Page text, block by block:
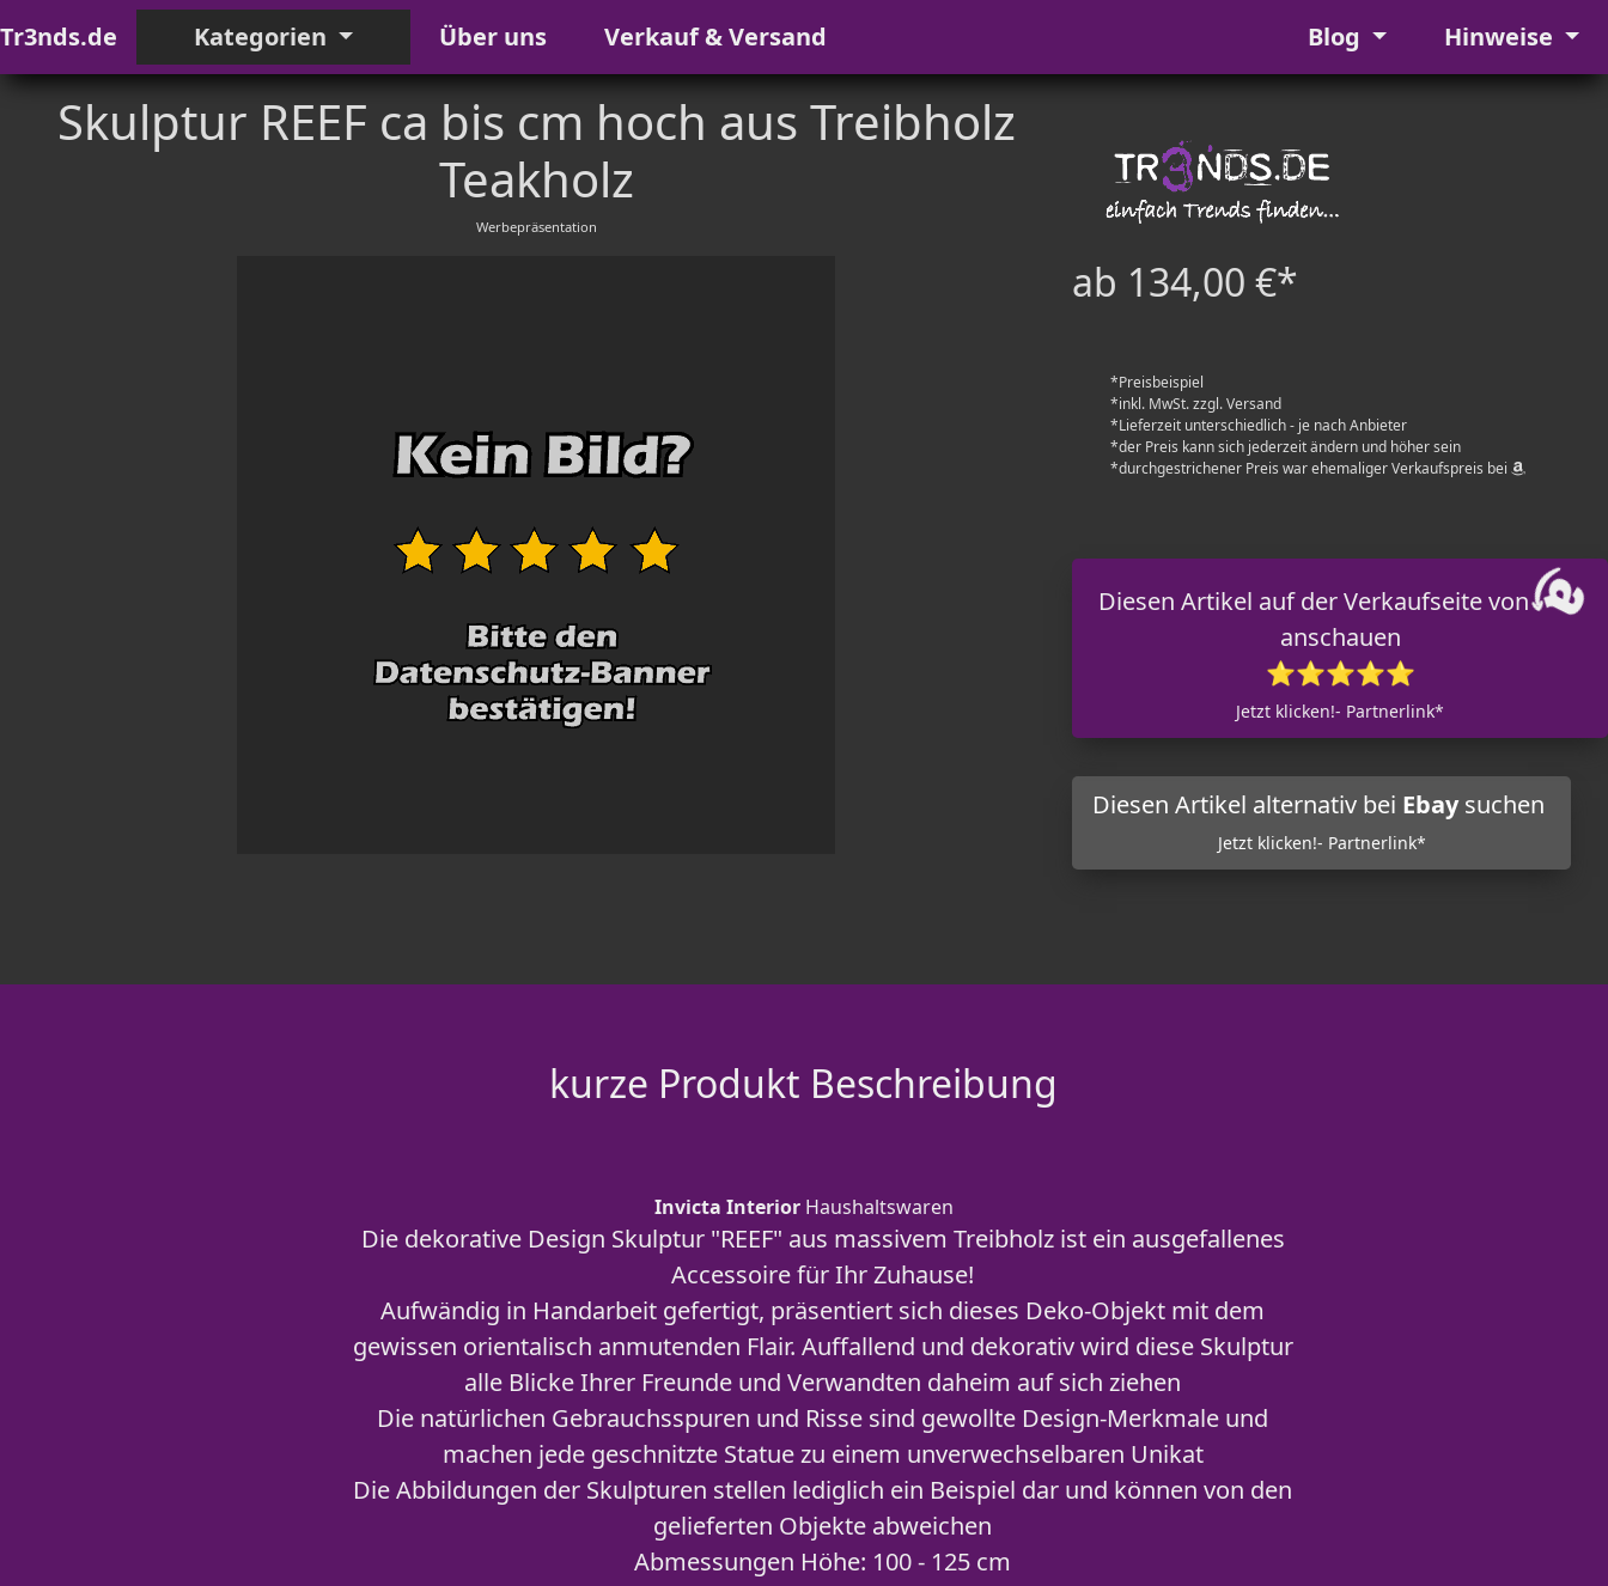
Tr3nds.de Kategorien Über uns Verkauf & Versand Blog Hinweise
Skulptur REEF ca bis cm hoch aus Treibholz
Teakholz
Werbepräsentation
ab 134,00 €*
*Preisbeispiel
*inkl. MwSt. zzgl. Versand
*Lieferzeit unterschiedlich - je nach Anbieter
*der Preis kann sich jederzeit ändern und höher sein
*durchgestrichener Preis war ehemaliger Verkaufspreis bei
Diesen Artikel auf der Verkaufseite von
anschauen
⭐⭐⭐⭐⭐
Jetzt klicken!- Partnerlink*
Diesen Artikel alternativ bei Ebaysuchen
Jetzt klicken!- Partnerlink*
kurze Produkt Beschreibung
Invicta InteriorHaushaltswaren
Die dekorative Design Skulptur "REEF" aus massivem Treibholz ist ein ausgefallenes
Accessoire für Ihr Zuhause!
Aufwändig in Handarbeit gefertigt, präsentiert sich dieses Deko-Objekt mit dem
gewissen orientalisch anmutenden Flair. Auffallend und dekorativ wird diese Skulptur
alle Blicke Ihrer Freunde und Verwandten daheim auf sich ziehen
Die natürlichen Gebrauchsspuren und Risse sind gewollte Design-Merkmale und
machen jede geschnitzte Statue zu einem unverwechselbaren Unikat
Die Abbildungen der Skulpturen stellen lediglich ein Beispiel dar und können von den
gelieferten Objekte abweichen
Abmessungen Höhe: 100 - 125 cm